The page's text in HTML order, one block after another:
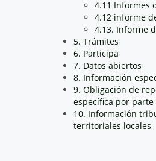
4.11 Informes
4.12 informe
4.13. Informe
5. Trámites
6. Participa
7. Datos abiertos
8. Información
9. Obligación de
específica por
10. Información
territoriales locales